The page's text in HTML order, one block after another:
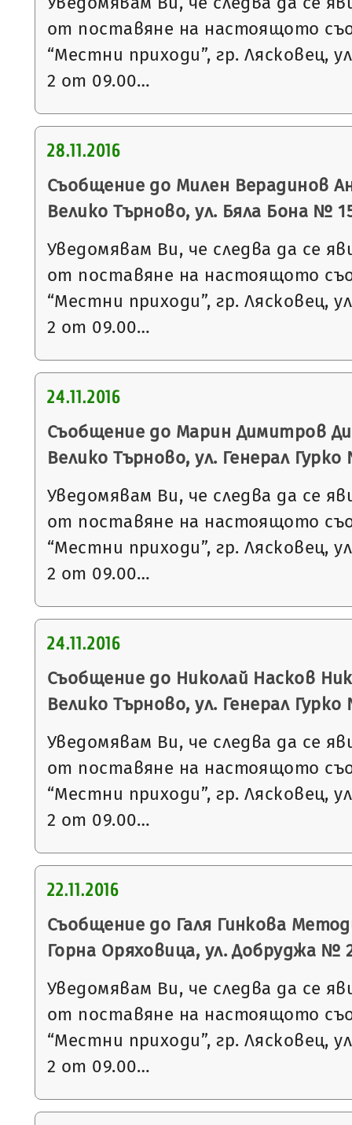
от поставяне на настоящото
“Местни приходи”, гр. Лясковец,
2 от 09.00…
28.11.2016
Съобщение до Милен Верадинов
Велико Търново, ул. Бяла Бона №
Уведомявам Ви, че следва да се
от поставяне на настоящото
“Местни приходи”, гр. Лясковец,
2 от 09.00…
24.11.2016
Съобщение до Марин Димитров
Велико Търново, ул. Генерал
Уведомявам Ви, че следва да се
от поставяне на настоящото
“Местни приходи”, гр. Лясковец,
2 от 09.00…
24.11.2016
Съобщение до Николай Насков
Велико Търново, ул. Генерал
Уведомявам Ви, че следва да се
от поставяне на настоящото
“Местни приходи”, гр. Лясковец,
2 от 09.00…
22.11.2016
Съобщение до Галя Гинкова
Горна Оряховица, ул. Добруджа №
Уведомявам Ви, че следва да се
от поставяне на настоящото
“Местни приходи”, гр. Лясковец,
2 от 09.00…